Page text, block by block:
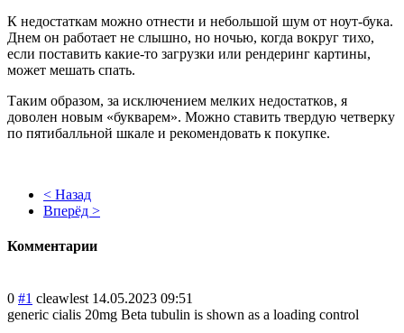
К недостаткам можно отнести и небольшой шум от ноут-бука.
Днем он работает не слышно, но ночью, когда вокруг тихо,
если поставить какие-то загрузки или рендеринг картины,
может мешать спать.
Таким образом, за исключением мелких недостатков, я
доволен новым «букварем». Можно ставить твердую четверку
по пятибалльной шкале и рекомендовать к покупке.
< Назад
Вперёд >
Комментарии
0 #1 cleawlest 14.05.2023 09:51
generic cialis 20mg Beta tubulin is shown as a loading control